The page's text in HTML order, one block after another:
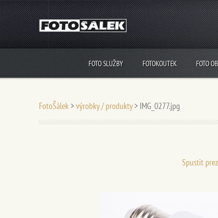
FOTO SLUŽBY FOTOKOUTEK FOTO
FotoŠálek >výrobky / produkty > IMG_0277.jpg
Spustit